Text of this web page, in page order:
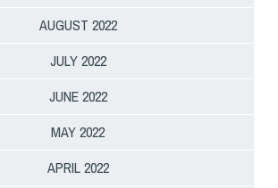
AUGUST 2022
JULY 2022
JUNE 2022
MAY 2022
APRIL 2022